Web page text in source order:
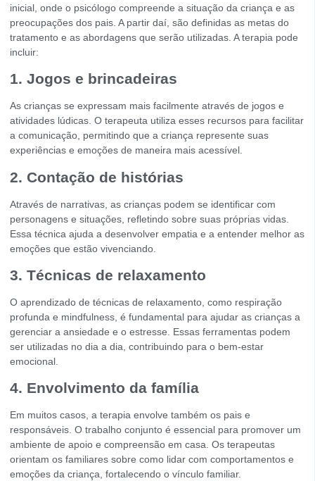
inicial, onde o psicólogo compreende a situação da criança e as
preocupações dos pais. A partir daí, são definidas as metas do
tratamento e as abordagens que serão utilizadas. A terapia pode
incluir:
1. Jogos e brincadeiras
As crianças se expressam mais facilmente através de jogos e
atividades lúdicas. O terapeuta utiliza esses recursos para facilitar
a comunicação, permitindo que a criança represente suas
experiências e emoções de maneira mais acessível.
2. Contação de histórias
Através de narrativas, as crianças podem se identificar com
personagens e situações, refletindo sobre suas próprias vidas.
Essa técnica ajuda a desenvolver empatia e a entender melhor as
emoções que estão vivenciando.
3. Técnicas de relaxamento
O aprendizado de técnicas de relaxamento, como respiração
profunda e mindfulness, é fundamental para ajudar as crianças a
gerenciar a ansiedade e o estresse. Essas ferramentas podem
ser utilizadas no dia a dia, contribuindo para o bem-estar
emocional.
4. Envolvimento da família
Em muitos casos, a terapia envolve também os pais e
responsáveis. O trabalho conjunto é essencial para promover um
ambiente de apoio e compreensão em casa. Os terapeutas
orientam os familiares sobre como lidar com comportamentos e
emoções da criança, fortalecendo o vínculo familiar.